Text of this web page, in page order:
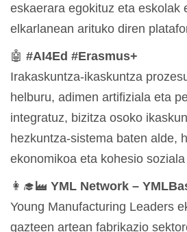
eskaerara egokituz eta eskolak
elkarlanean arituko diren
🤖 #AI4Ed #Erasmus+
Irakaskuntza-ikaskuntza
helburu, adimen artifiziala eta
integratuz, bizitza osoko
hezkuntza-sistema baten alde,
ekonomikoa eta kohesio
👩‍🎓‍🏭 YML Network –
Young Manufacturing Leaders
gazteen artean fabrikazio